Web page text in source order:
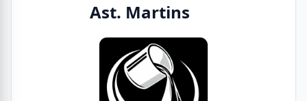
Ast. Martins